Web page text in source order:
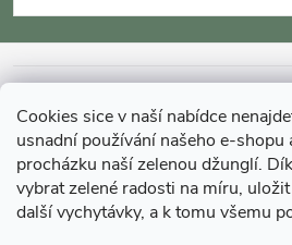
Cookies sice v naší nabídce
usnadní používání našeho e-shopu
procházku naší zelenou džunglí.
vybrat zelené radosti na míru,
další vychytávky, a k tomu všemu
p
a
MOHLO BY VÁS ZAJÍMAT
O GARDNERS